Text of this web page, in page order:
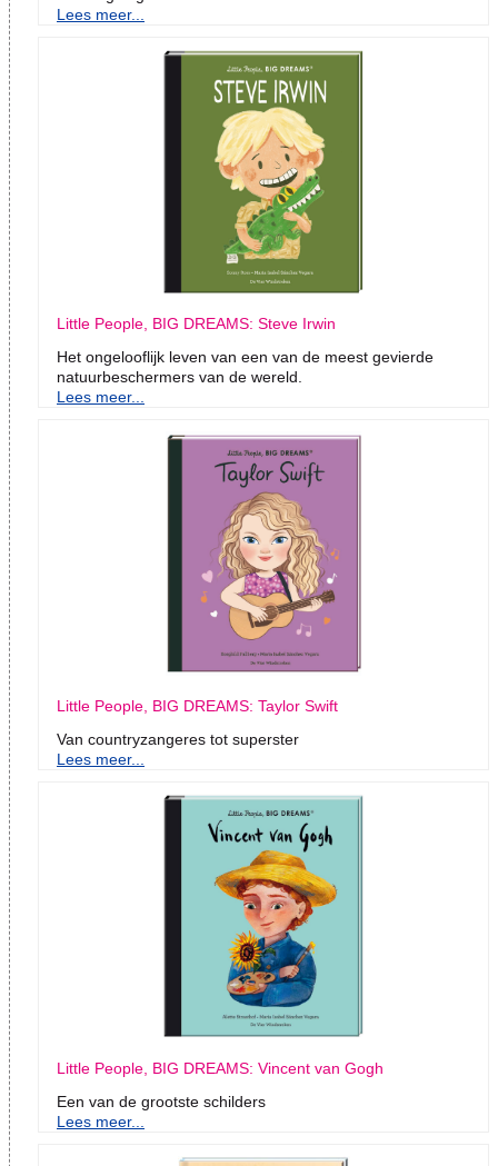
Lees meer...
Little People, BIG DREAMS: Steve Irwin
Het ongelooflijk leven van een van de meest gevierde
natuurbeschermers van de wereld.
Lees meer...
Little People, BIG DREAMS: Taylor Swift
Van countryzangeres tot superster
Lees meer...
Little People, BIG DREAMS: Vincent van Gogh
Een van de grootste schilders
Lees meer...